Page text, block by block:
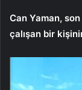
Can Yaman,
çalışan bir